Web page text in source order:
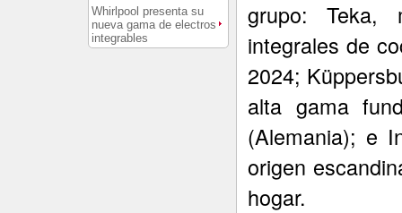
Whirlpool presenta su
nueva gama de electros
integrables
grupo: Teka,
integrales de
2024;
alta gama
(Alemania); e
origen
hogar.